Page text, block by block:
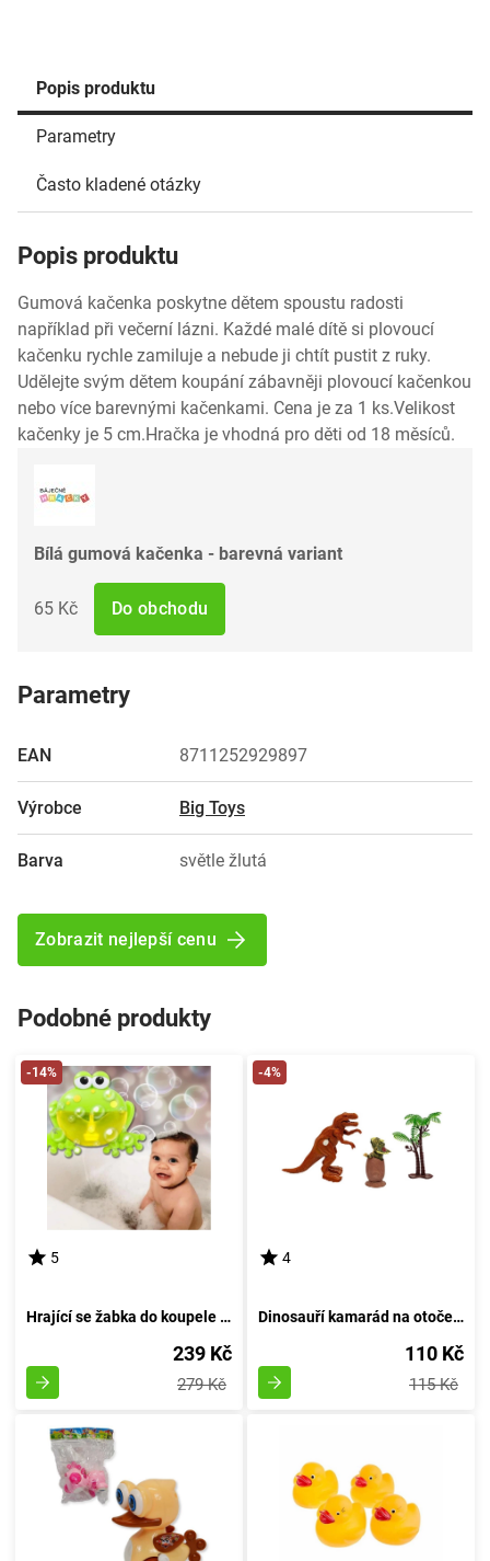
Popis produktu
Parametry
Často kladené otázky
Popis produktu
Gumová kačenka poskytne dětem spoustu radosti
například při večerní lázni. Každé malé dítě si plovoucí
kačenku rychle zamiluje a nebude ji chtít pustit z ruky.
Udělejte svým dětem koupání zábavněji plovoucí kačenkou
nebo více barevnými kačenkami. Cena je za 1 ks.Velikost
kačenky je 5 cm.Hračka je vhodná pro děti od 18 měsíců.
Bílá gumová kačenka - barevná variant
65 Kč Do obchodu
Parametry
EAN 8711252929897
Výrobce Big Toys
Barva světle žlutá
Zobrazit nejlepší cenu
Podobné produkty
-14%
5
Hrající se žabka do koupele s hudbou
239 Kč
279 Kč
-4%
4
Dinosauří kamarád na otočení
110 Kč
115 Kč